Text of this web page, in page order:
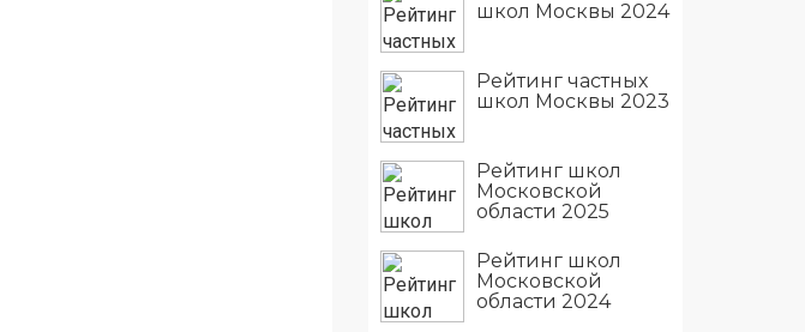
школ Москвы 2024
Рейтинг частных
школ Москвы 2023
Рейтинг школ
Московской
области 2025
Рейтинг школ
Московской
области 2024